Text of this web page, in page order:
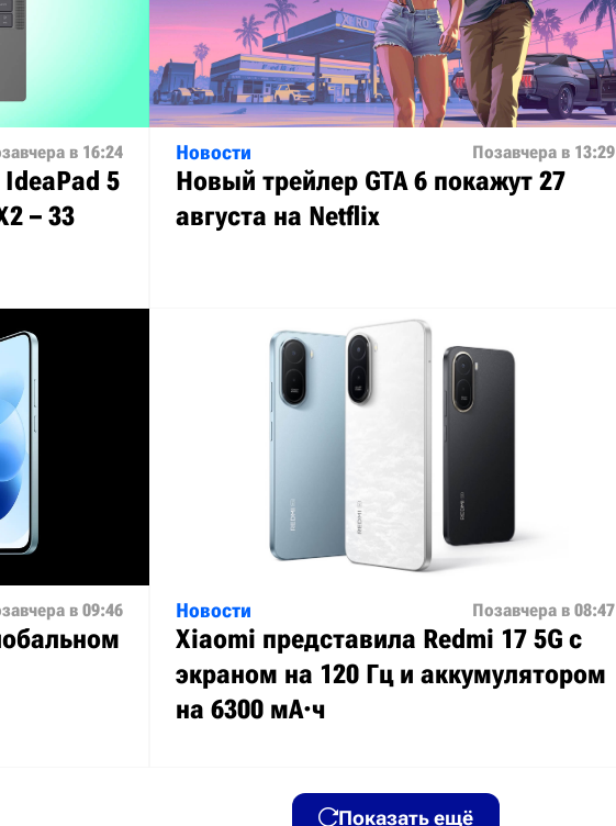
в 16:24
5
– 33
Новости Позавчера в 13:29
Новый трейлер GTA 6 покажут 27
августа на Netflix
в 09:46 Новости Позавчера в 08:47
Xiaomi представила Redmi 17 5G с
экраном на 120 Гц и аккумулятором
на 6300 мА·ч
Показать ещё